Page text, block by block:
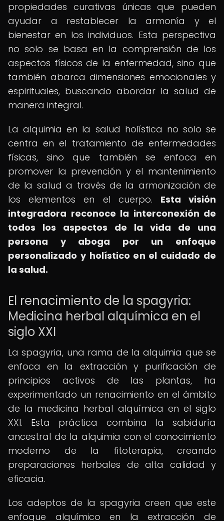
propiedades curativas únicas que pueden
ayudar a restablecer la armonía y el
bienestar en los individuos. Esta perspectiva
no solo se basa en la comprensión de los
aspectos físicos de la enfermedad, sino que
también abarca dimensiones emocionales y
espirituales, buscando abordar la salud de
manera integral.
La alquimia en la salud holística no solo se
centra en el tratamiento de enfermedades
físicas, sino que también se enfoca en
promover la prevención y el mantenimiento
de la salud a través de la armonización de
los elementos en el cuerpo. Esta visión
integradora reconoce la interconexión de
todos los aspectos de la vida de una
persona y aboga por un enfoque
personalizado y holístico en el cuidado de
la salud.
El renacimiento de la spagyria:
Medicina herbal alquímica en el
siglo XXI
La spagyria, una rama de la alquimia que se
enfoca en la extracción y purificación de
principios activos de las plantas, ha
experimentado un renacimiento en el ámbito
de la medicina herbal alquímica en el siglo
XXI. Esta práctica combina la sabiduría
ancestral de la alquimia con el conocimiento
moderno de la fitoterapia, creando
preparaciones herbales de alta calidad y
eficacia.
Los adeptos de la spagyria creen que este
enfoque alquímico en la extracción de